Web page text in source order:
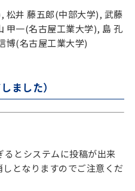
松井 藤五郎(中部大学), 武藤
甲一(名古屋工業大学), 島 孔
博(名古屋工業大学)
ました）
るとシステムに投稿が出来
となりますのでご注意くだ